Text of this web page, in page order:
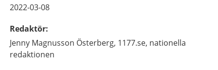
2022-03-08
Redaktör:
Jenny Magnusson Österberg, 1177.se, nationella
redaktionen